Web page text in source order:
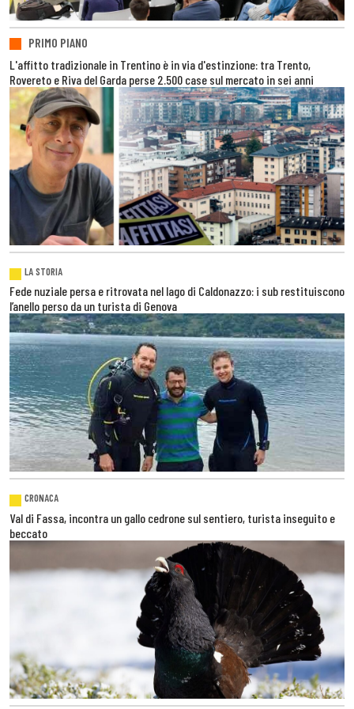
PRIMO PIANO
L'affitto tradizionale in Trentino è in via d'estinzione: tra Trento,
Rovereto e Riva del Garda perse 2.500 case sul mercato in sei anni
LA STORIA
Fede nuziale persa e ritrovata nel lago di Caldonazzo: i sub restituiscono
l’anello perso da un turista di Genova
CRONACA
Val di Fassa, incontra un gallo cedrone sul sentiero, turista inseguito e
beccato